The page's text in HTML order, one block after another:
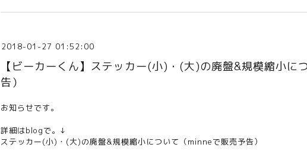
2018-01-27 01:52:00
【ビーカーくん】ステッカー(小)・(大)の廃盤&規模縮小に
告）
お知らせです。
詳細はblogで。↓
ステッカー(小)・(大)の廃盤&規模縮小について（minneで販売予告）